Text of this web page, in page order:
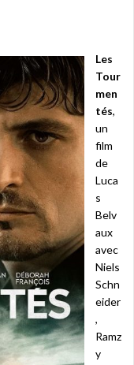
Les
Tour
men
tés,
un
film
de
Luca
s
Belv
aux
avec
Niels
Schn
eider
,
Ramz
y